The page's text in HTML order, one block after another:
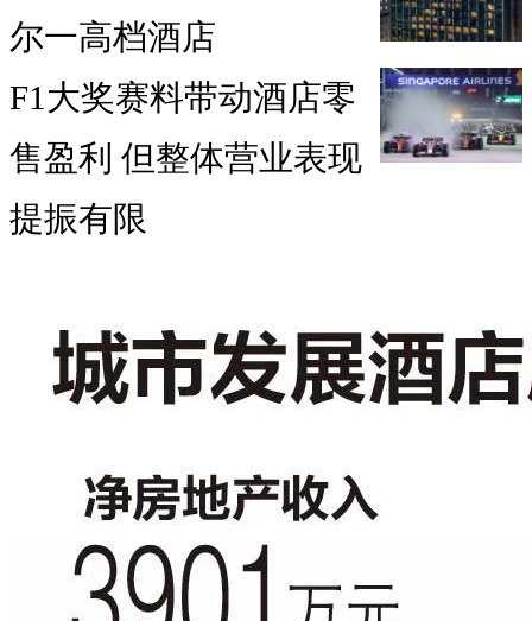
尔一高档酒店
F1大奖赛料带动酒店零
售盈利 但整体营业表现
提振有限